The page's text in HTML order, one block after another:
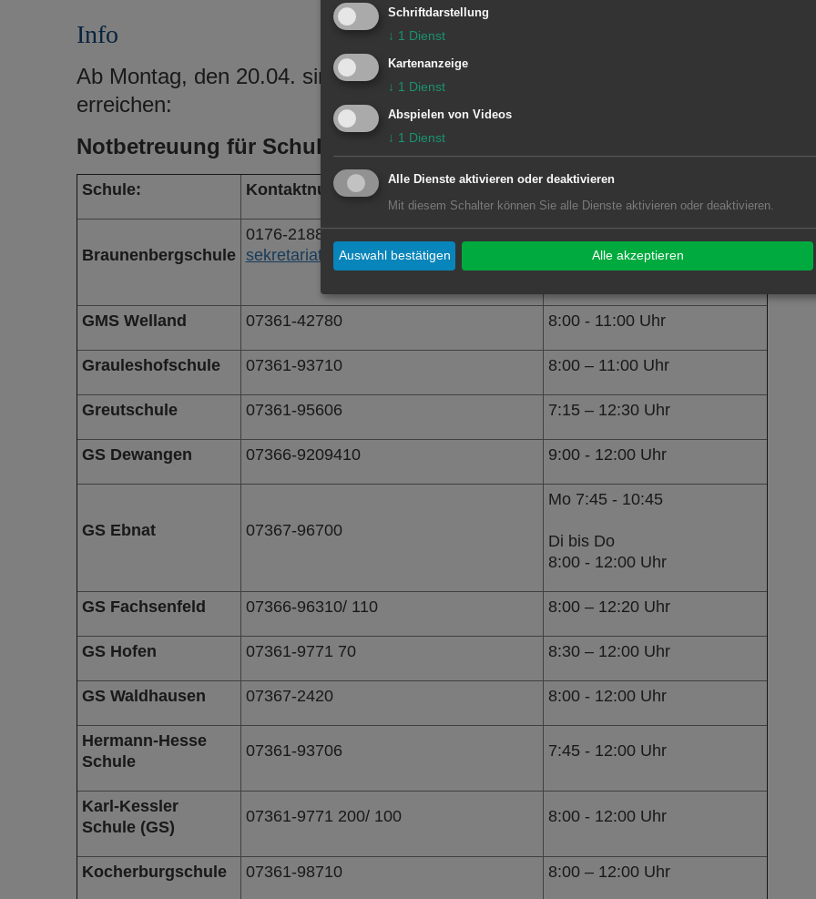
Info
Ab Montag, den 20.04. sind die Schulen für die Anmeldung wie folgt zu
erreichen:
Notbetreuung für Schulkinder:
Schule: Kontaktnummer: Erreichbarkeit Sekretariat:
Braunenbergschule
0176-21889934
sekretariat@braunenbergschule.de
8:00 – 11:00 Uhr
GMS Welland 07361-42780 8:00 - 11:00 Uhr
Grauleshofschule 07361-93710 8:00 – 11:00 Uhr
Greutschule 07361-95606 7:15 – 12:30 Uhr
GS Dewangen 07366-9209410 9:00 - 12:00 Uhr
GS Ebnat 07367-96700
Mo 7:45 - 10:45
Di bis Do
8:00 - 12:00 Uhr
GS Fachsenfeld 07366-96310/ 110 8:00 – 12:20 Uhr
GS Hofen 07361-9771 70 8:30 – 12:00 Uhr
GS Waldhausen 07367-2420 8:00 - 12:00 Uhr
Hermann-Hesse
Schule
07361-93706 7:45 - 12:00 Uhr
Karl-Kessler
Schule (GS)
07361-9771 200/ 100 8:00 - 12:00 Uhr
Kocherburgschule 07361-98710 8:00 – 12:00 Uhr
Schriftdarstellung
↓ 1 Dienst
Kartenanzeige
↓ 1 Dienst
Abspielen von Videos
↓ 1 Dienst
Alle Dienste aktivieren oder deaktivieren
Mit diesem Schalter können Sie alle Dienste aktivieren oder deaktivieren.
Auswahl bestätigen Alle akzeptieren